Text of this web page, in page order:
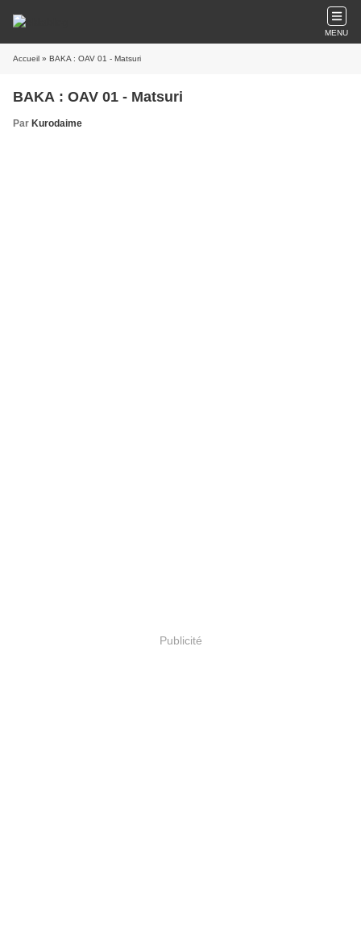
MENU
Accueil » BAKA : OAV 01 - Matsuri
BAKA : OAV 01 - Matsuri
Par Kurodaime
Publicité